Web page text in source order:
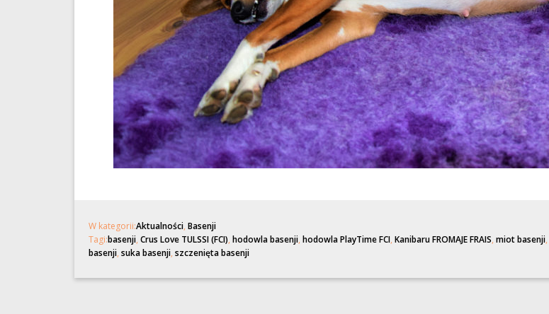
W kategorii:Aktualności, Basenji
Tagi:basenji, Crus Love TULSSI (FCI), hodowla basenji, hodowla PlayTime FCI, Kanibaru FROMAJE FRAIS, miot basenji,
basenji, suka basenji, szczenięta basenji